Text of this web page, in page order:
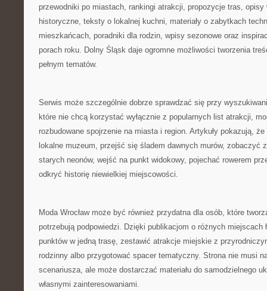
przewodniki po miastach, rankingi atrakcji, propozycje tras, opisy
historyczne, teksty o lokalnej kuchni, materiały o zabytkach
mieszkańcach, poradniki dla rodzin, wpisy sezonowe oraz
porach roku. Dolny Śląsk daje ogromne możliwości tworzenia
pełnym tematów.
Serwis może szczególnie dobrze sprawdzać się przy
które nie chcą korzystać wyłącznie z popularnych list atrakcji,
rozbudowane spojrzenie na miasta i region. Artykuły pokazują,
lokalne muzeum, przejść się śladem dawnych murów, zobaczyć
starych neonów, wejść na punkt widokowy, pojechać rowerem
odkryć historię niewielkiej miejscowości.
Moda Wrocław może być również przydatna dla osób, które
potrzebują podpowiedzi. Dzięki publikacjom o różnych miejscach
punktów w jedną trasę, zestawić atrakcje miejskie z
rodzinny albo przygotować spacer tematyczny. Strona nie musi
scenariusza, ale może dostarczać materiału do samodzielnego
własnymi zainteresowaniami.